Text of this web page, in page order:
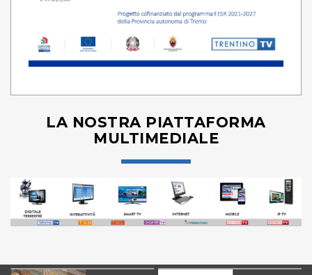
LA NOSTRA PIATTAFORMA
MULTIMEDIALE